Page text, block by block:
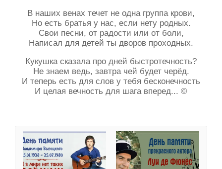
В наших венах течет не одна группа крови,
Но есть братья у нас, если нету родных.
Свои песни, от радости или от боли,
Написал для детей ты дворов проходных.
Кукушка сказала про дней быстротечность?
Не знаем ведь, завтра чей будет черёд.
И теперь есть для слов у тебя бесконечность
И целая вечность для шага вперед... ©
День памяти Владимира